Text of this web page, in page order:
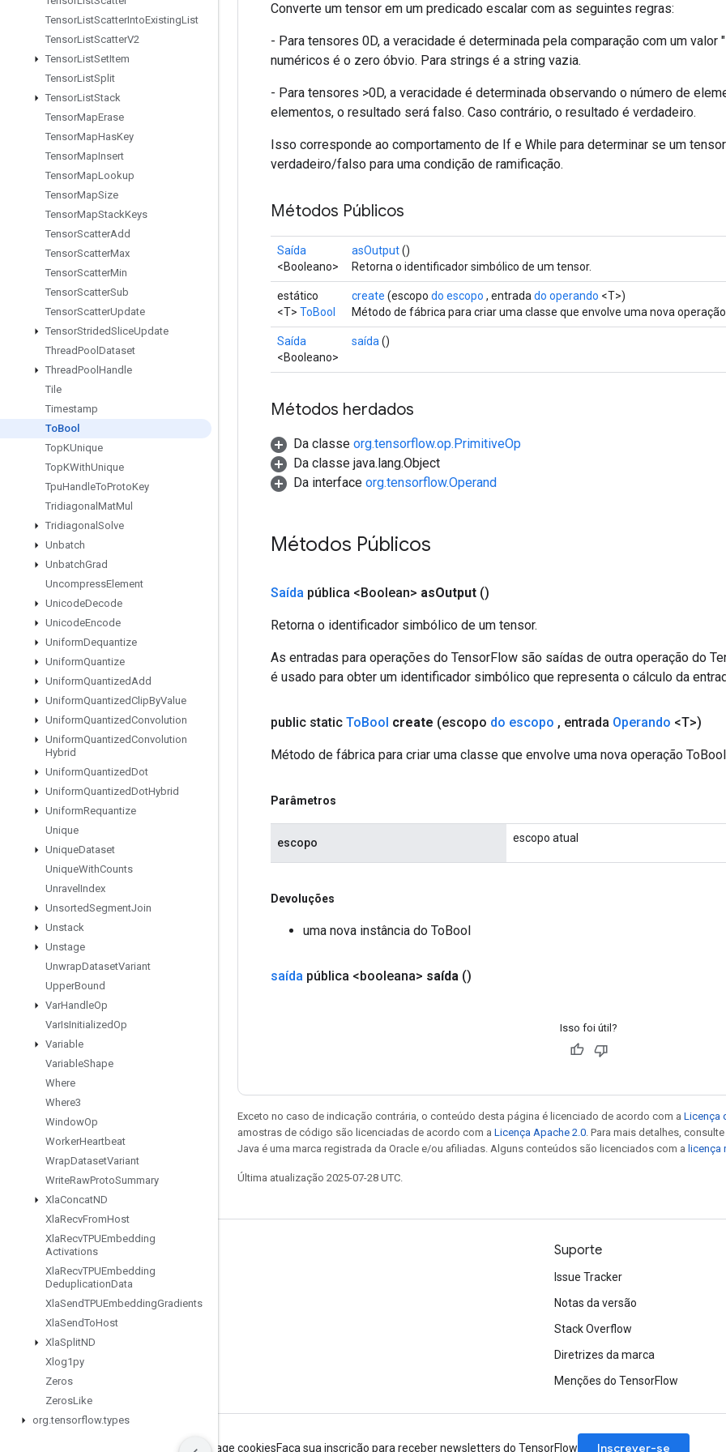
TensorListScatterIntoExistingList
TensorListScatterV2
TensorListSetItem
TensorListSplit
TensorListStack
TensorMapErase
TensorMapHasKey
TensorMapInsert
TensorMapLookup
TensorMapSize
TensorMapStackKeys
TensorScatterAdd
TensorScatterMax
TensorScatterMin
TensorScatterSub
TensorScatterUpdate
TensorStridedSliceUpdate
ThreadPool Dataset
ThreadPool Handle
Tile
Timestamp
ToBool
TopKUnique
TopKWithUnique
TpuHandleToProtoKey
Tridiagonal MatMul
Tridiagonal Solve
Unbatch
UnbatchGrad
UncompressElement
UnicodeDecode
UnicodeEncode
UniformDequantize
UniformQuantize
UniformQuantizedAdd
UniformQuantizedClipByValue
UniformQuantizedConvolution
UniformQuantizedConvolution
Hybrid
UniformQuantizedDot
UniformQuantizedDotHybrid
UniformRequantize
Unique
UniqueDataset
UniqueWithCounts
Unravel Index
UnsortedSegmentJoin
Unstack
Unstage
UnwrapDatasetVariant
UpperBound
VarHandleOp
VarIsInitializedOp
Variable
VariableShape
Where
Where3
WindowOp
WorkerHeartbeat
WrapDatasetVariant
WriteRawProtoSummary
XlaConcatND
XlaRecvFromHost
XlaRecvTPUEmbedding
Activations
XlaRecvTPUEmbedding
DeduplicationData
XlaSendTPUEmbeddingGradients
XlaSendToHost
XlaSplitND
Xlog1py
Zeros
ZerosLike
org.tensorflow.types
Converte um tensor em um predicado escalar com as seguintes regras:
- Para tensores 0D, a veracidade é determinada pela comparação com um valor
numéricos é o zero óbvio. Para strings é a string vazia.
- Para tensores >0D, a veracidade é determinada observando o número de
elementos, o resultado será falso. Caso contrário, o resultado é verdadeiro.
Isso corresponde ao comportamento de If e While para determinar se um
verdadeiro/falso para uma condição de ramificação.
Métodos Públicos
Saída
<Booleano>
asOutput()
Retorna o identificador simbólico de um tensor.
estático
<T> ToBool
create (escopo do escopo , entrada do operando <T>)
Método de fábrica para criar uma classe que envolve uma nova
Saída
<Booleano>
saída ()
Métodos herdados
Da classe org.tensorflow.op.PrimitiveOp
Da classe java.lang.Object
Da interface org.tensorflow.Operand
Métodos Públicos
Saída pública <Boolean> asOutput ()
Retorna o identificador simbólico de um tensor.
As entradas para operações do TensorFlow são saídas de outra operação do
é usado para obter um identificador simbólico que representa o cálculo da
public static ToBool create (escopo do escopo , entrada Operando <T>)
Método de fábrica para criar uma classe que envolve uma nova operação
Parâmetros
escopo escopo atual
Devoluções
uma nova instância do ToBool
saída pública <booleana> saída ()
Isso foi útil?
Exceto no caso de indicação contrária, o conteúdo desta página é licenciado de acordo com a Licença
amostras de código são licenciadas de acordo com a Licença Apache 2.0 . Para mais detalhes,
Java é uma marca registrada da Oracle e/ou afiliadas. Alguns conteúdos são licenciados com a licença
Última atualização 2025-07-28 UTC.
Permanecer conectado
Fórum
GitHub
Twitter
YouTube
Suporte
Issue Tracker
Notas da versão
Stack Overflow
Diretrizes da marca
Menções do TensorFlow
Manage cookiesFaça sua inscrição para receber newsletters do TensorFlow Inscrever-se